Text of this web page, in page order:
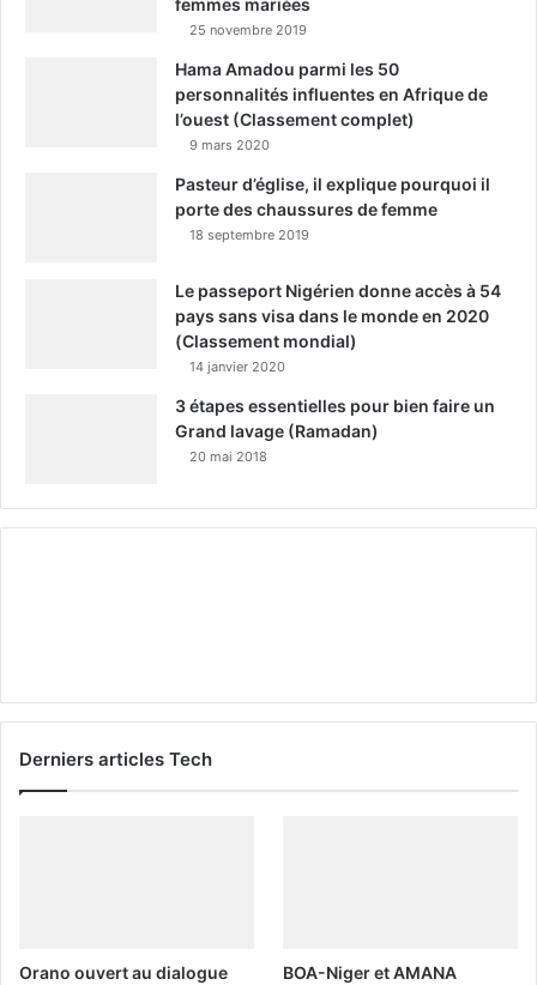
femmes mariées
25 novembre 2019
Hama Amadou parmi les 50
personnalités influentes en Afrique de
l’ouest (Classement complet)
9 mars 2020
Pasteur d’église, il explique pourquoi il
porte des chaussures de femme
18 septembre 2019
Le passeport Nigérien donne accès à 54
pays sans visa dans le monde en 2020
(Classement mondial)
14 janvier 2020
3 étapes essentielles pour bien faire un
Grand lavage (Ramadan)
20 mai 2018
Derniers articles Tech
Orano ouvert au dialogue
BOA-Niger et AMANA